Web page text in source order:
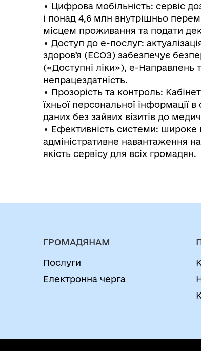
• Цифрова мобільність: сервіс
і понад 4,6 млн внутрішньо
місцем проживання та подати
• Доступ до е-послуг:
здоровʼя (ЕСОЗ) забезпечує
(«Доступні ліки»), е-Направлень
непрацездатність.
• Прозорість та контроль:
їхньої персональної інформації
даних без зайвих візитів до
• Ефективність системи:
адміністративне навантаження
якість сервісу для всіх громадян.
ГРОМАДЯНАМ
Послуги
Електронна черга